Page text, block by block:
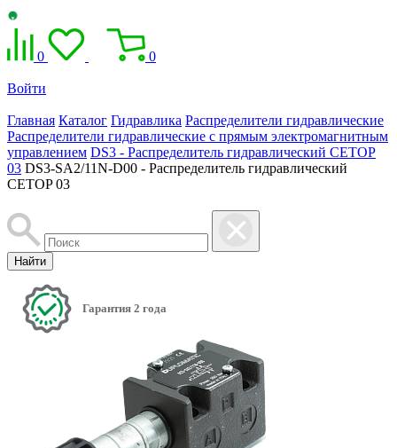
0 0
Войти
Главная Каталог Гидравлика Распределители гидравлические
Распределители гидравлические с прямым электромагнитным
управлением DS3 - Распределитель гидравлический CETOP
03 DS3-SA2/11N-D00 - Распределитель гидравлический
CETOP 03
Найти
Гарантия 2 года